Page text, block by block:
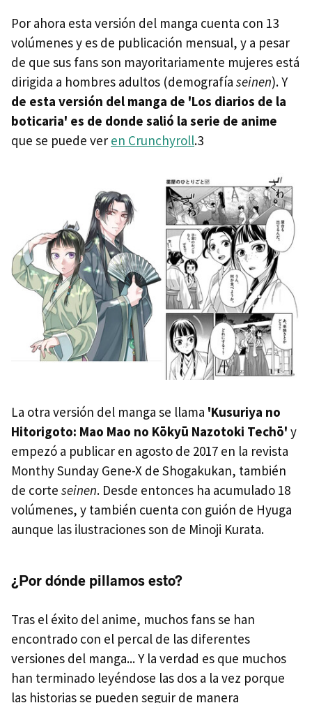
Por ahora esta versión del manga cuenta con 13
volúmenes y es de publicación mensual, y a pesar
de que sus fans son mayoritariamente mujeres está
dirigida a hombres adultos (demografía seinen). Y
de esta versión del manga de 'Los diarios de la
boticaria' es de donde salió la serie de anime
que se puede ver en Crunchyroll.3
La otra versión del manga se llama 'Kusuriya no
Hitorigoto: Mao Mao no Kōkyū Nazotoki Techō' y
empezó a publicar en agosto de 2017 en la revista
Monthy Sunday Gene-X de Shogakukan, también
de corte seinen. Desde entonces ha acumulado 18
volúmenes, y también cuenta con guión de Hyuga
aunque las ilustraciones son de Minoji Kurata.
¿Por dónde pillamos esto?
Tras el éxito del anime, muchos fans se han
encontrado con el percal de las diferentes
versiones del manga... Y la verdad es que muchos
han terminado leyéndose las dos a la vez porque
las historias se pueden seguir de manera